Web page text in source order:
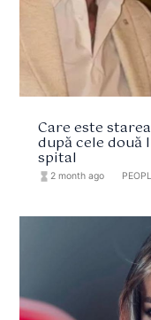
Care este
după cele două
spital
hourglass_full 2 month ago